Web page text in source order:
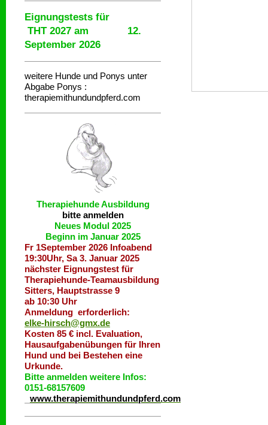
Eignungstests für
THT 2027 am 12.
September 2026
weitere Hunde und Ponys unter
Abgabe Ponys :
therapiemithundundpferd.com
Therapiehunde Ausbildung
bitte anmelden
Neues Modul 2025
Beginn im Januar 2025
Fr 1September 2026 Infoabend
19:30Uhr, Sa 3. Januar 2025
nächster Eignungstest für
Therapiehunde-Teamausbildung
Sitters, Hauptstrasse 9
ab 10:30 Uhr
Anmeldung erforderlich:
elke-hirsch@gmx.de
Kosten 85 € incl. Evaluation,
Hausaufgabenübungen für Ihren
Hund und bei Bestehen eine
Urkunde.
Bitte anmelden weitere Infos:
0151-68157609
www.therapiemithundundpferd.com